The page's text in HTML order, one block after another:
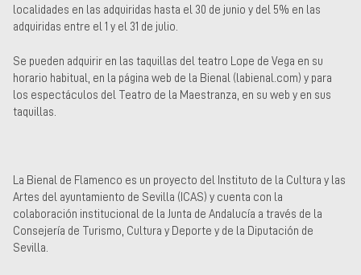
localidades en las adquiridas hasta el 30 de junio y del 5% en las
adquiridas entre el 1 y el 31 de julio.
Se pueden adquirir en las taquillas del teatro Lope de Vega en su
horario habitual, en la página web de la Bienal (labienal.com) y para
los espectáculos del Teatro de la Maestranza, en su web y en sus
taquillas.
La Bienal de Flamenco es un proyecto del Instituto de la Cultura y las
Artes del ayuntamiento de Sevilla (ICAS) y cuenta con la
colaboración institucional de la Junta de Andalucía a través de la
Consejería de Turismo, Cultura y Deporte y de la Diputación de
Sevilla.